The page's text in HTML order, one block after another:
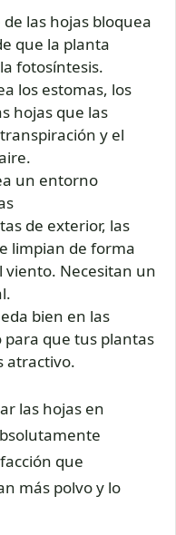
las hojas bloquea
que la planta
fotosíntesis.
los estomas, los
hojas que las
y el
un entorno
de exterior, las
limpian de forma
viento. Necesitan un
bien en las
para que tus plantas
atractivo.
las hojas en
que
más polvo y lo